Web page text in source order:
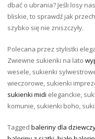
dbać o ubrania? Jeśli losy
bliskie, to sprawdź jak
szybko się nie zniszczyły.
Polecana przez stylistki
Zwiewne sukienki na lato
wesele, sukienki
wieczorowe, sukienki
sukienki midi eleganckie,
komunie, sukienki boho,
Tagged baleriny dla